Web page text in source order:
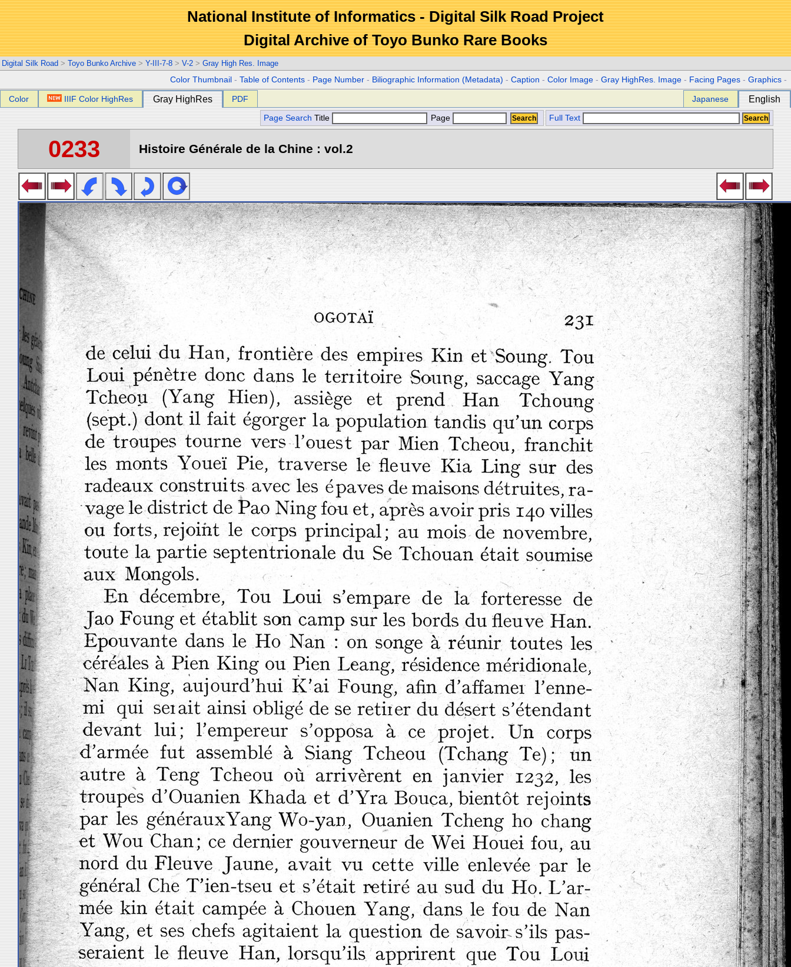
National Institute of Informatics - Digital Silk Road Project
Digital Archive of Toyo Bunko Rare Books
Digital Silk Road > Toyo Bunko Archive > Y-III-7-8 > V-2 > Gray High Res. Image
Color Thumbnail -Table of Contents - Page Number - Biliographic Information (Metadata) -Caption -Color Image -Gray HighRes. Image - Facing Pages -Graphics -
Color IIIF Color HighRes Gray HighRes PDF Japanese English
Page Search Title Page Full Text
0233 Histoire Générale de la Chine : vol.2